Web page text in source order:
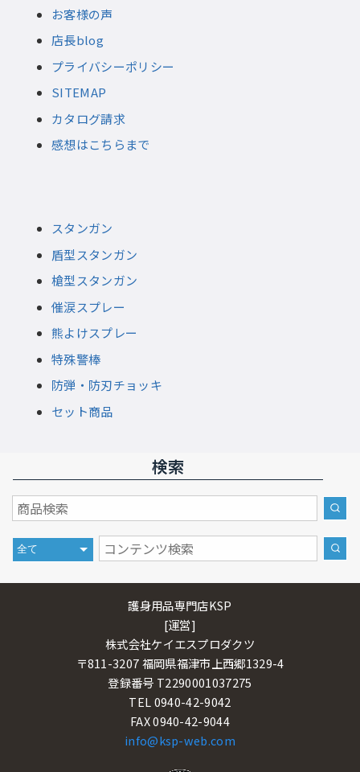
お客様の声
店長blog
プライバシーポリシー
SITEMAP
カタログ請求
感想はこちらまで
スタンガン
盾型スタンガン
槍型スタンガン
催涙スプレー
熊よけスプレー
特殊警棒
防弾・防刃チョッキ
セット商品
検索
護身用品専門店KSP
[運営]
株式会社ケイエスプロダクツ
〒811-3207 福岡県福津市上西郷1329-4
登録番号 T2290001037275
TEL 0940-42-9042
FAX 0940-42-9044
info@ksp-web.com